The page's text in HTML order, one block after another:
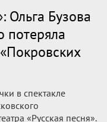
прошлась по
Бузовой
назвала певицу и
беспомощной»